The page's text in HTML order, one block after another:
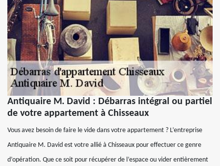
Antiquaire M. David : Débarras intégral ou partiel
de votre appartement à Chisseaux
Vous avez besoin de faire le vide dans votre appartement ? L’entreprise
Antiquaire M. David est votre allié à Chisseaux pour effectuer ce genre
d’opération. Que ce soit pour récupérer de l’espace ou vider entièrement